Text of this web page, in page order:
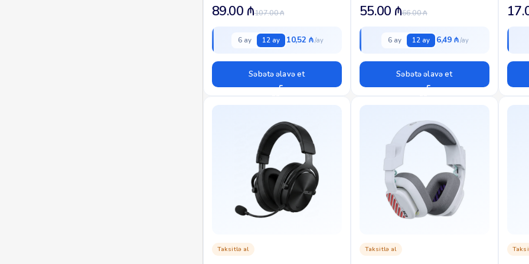
həssaslıq | 600mAh batareya | 23...
107.00₼
89.00 ₼
6 ay 12 ay 10,52 ₼
Səbətə əlavə et
66.00₼
55.00 ₼
6 ay 12 ay 6,49 ₼
Səbətə əlavə et
Taksitlə al Taksitlə al